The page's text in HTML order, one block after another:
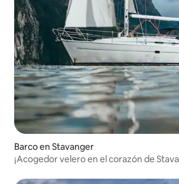
Barco en Stavanger
¡Acogedor velero en el corazón de